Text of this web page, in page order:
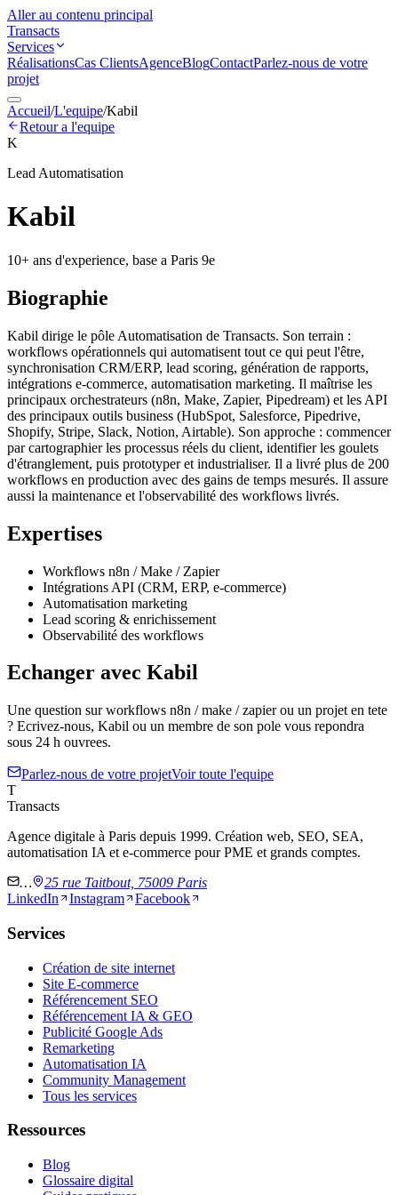
Aller au contenu principal
Transacts
Services
RéalisationsCas ClientsAgenceBlogContactParlez-nous de votre
projet
Accueil/L'equipe/Kabil
Retour a l'equipe
K
Lead Automatisation
Kabil
10+ ans d'experience, base a Paris 9e
Biographie
Kabil dirige le pôle Automatisation de Transacts. Son terrain :
workflows opérationnels qui automatisent tout ce qui peut l'être,
synchronisation CRM/ERP, lead scoring, génération de rapports,
intégrations e-commerce, automatisation marketing. Il maîtrise les
principaux orchestrateurs (n8n, Make, Zapier, Pipedream) et les API
des principaux outils business (HubSpot, Salesforce, Pipedrive,
Shopify, Stripe, Slack, Notion, Airtable). Son approche : commencer
par cartographier les processus réels du client, identifier les goulets
d'étranglement, puis prototyper et industrialiser. Il a livré plus de 200
workflows en production avec des gains de temps mesurés. Il assure
aussi la maintenance et l'observabilité des workflows livrés.
Expertises
Workflows n8n / Make / Zapier
Intégrations API (CRM, ERP, e-commerce)
Automatisation marketing
Lead scoring & enrichissement
Observabilité des workflows
Echanger avec Kabil
Une question surworkflows n8n / make / zapierou un projet en tete
? Ecrivez-nous, Kabil ou un membre de son pole vous repondra
sous 24 h ouvrees.
Parlez-nous de votre projetVoir toute l'equipe
T
Transacts
Agence digitale à Paris depuis 1999. Création web, SEO, SEA,
automatisation IA et e-commerce pour PME et grands comptes.
…
25 rue Taitbout, 75009 Paris
LinkedIn
Instagram Facebook
Services
Création de site internet
Site E-commerce
Référencement SEO
Référencement IA & GEO
Publicité Google Ads
Remarketing
Automatisation IA
Community Management
Tous les services
Ressources
Blog
Glossaire digital